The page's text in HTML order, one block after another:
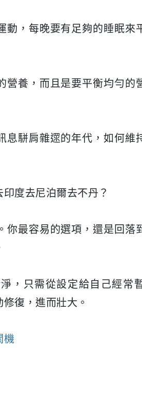
動，每晚要有足夠的睡眠來
營養，而且是要平衡均勻的
息駢肩雜遝的年代，如何維
度去尼泊爾去不丹？
你最容易的選項，還是回落
，只需從設定給自己經常
復，進而壯大。
機